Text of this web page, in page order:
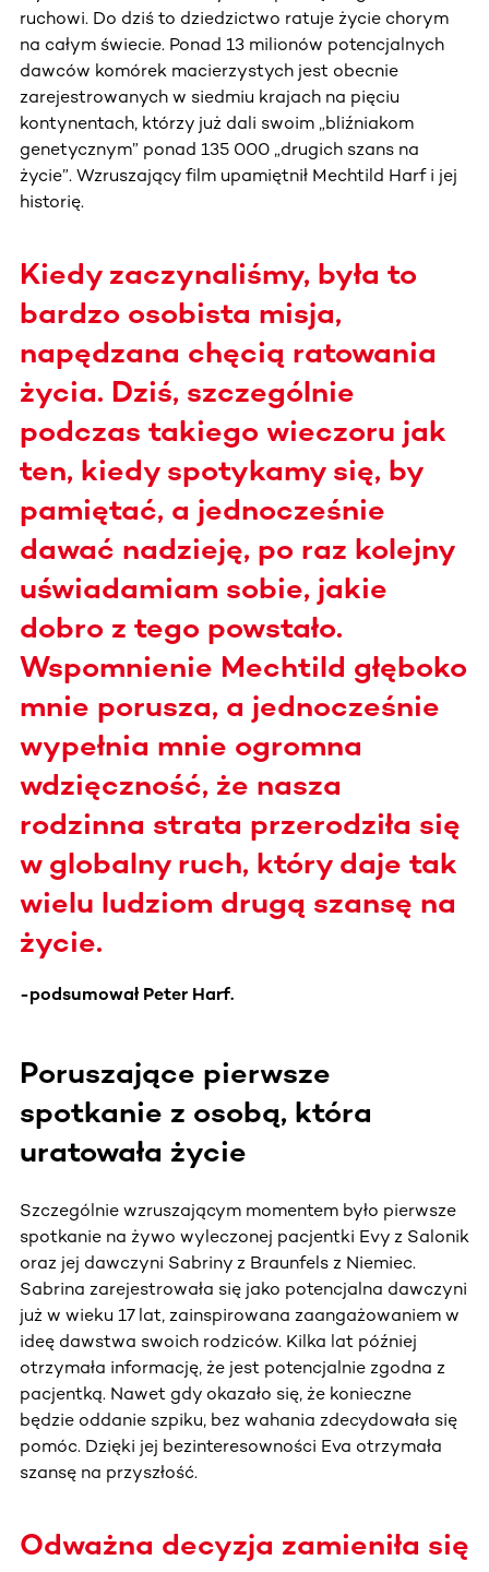
ruchowi. Do dziś to dziedzictwo ratuje życie chorym
na całym świecie. Ponad 13 milionów potencjalnych
dawców komórek macierzystych jest obecnie
zarejestrowanych w siedmiu krajach na pięciu
kontynentach, którzy już dali swoim „bliźniakom
genetycznym” ponad 135 000 „drugich szans na
życie”. Wzruszający film upamiętnił Mechtild Harf i jej
historię.
Kiedy zaczynaliśmy, była to
bardzo osobista misja,
napędzana chęcią ratowania
życia. Dziś, szczególnie
podczas takiego wieczoru jak
ten, kiedy spotykamy się, by
pamiętać, a jednocześnie
dawać nadzieję, po raz kolejny
uświadamiam sobie, jakie
dobro z tego powstało.
Wspomnienie Mechtild głęboko
mnie porusza, a jednocześnie
wypełnia mnie ogromna
wdzięczność, że nasza
rodzinna strata przerodziła się
w globalny ruch, który daje tak
wielu ludziom drugą szansę na
życie.
-podsumował Peter Harf.
Poruszające pierwsze
spotkanie z osobą, która
uratowała życie
Szczególnie wzruszającym momentem było pierwsze
spotkanie na żywo wyleczonej pacjentki Evy z Salonik
oraz jej dawczyni Sabriny z Braunfels z Niemiec.
Sabrina zarejestrowała się jako potencjalna dawczyni
już w wieku 17 lat, zainspirowana zaangażowaniem w
ideę dawstwa swoich rodziców. Kilka lat później
otrzymała informację, że jest potencjalnie zgodna z
pacjentką. Nawet gdy okazało się, że konieczne
będzie oddanie szpiku, bez wahania zdecydowała się
pomóc. Dzięki jej bezinteresowności Eva otrzymała
szansę na przyszłość.
Odważna decyzja zamieniła się